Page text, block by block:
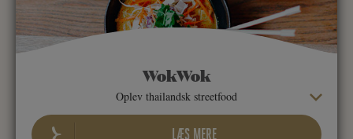
WokWok
Oplev thailandsk streetfood
LÆS MERE